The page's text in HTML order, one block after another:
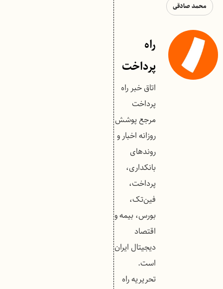
محمد صادقی
راه
پرداخت
اتاق خبر راه
پرداخت
مرجع پوشش
روزانه اخبار و
روندهای
بانکداری،
پرداخت،
فین‌تک،
بورس، بیمه و
اقتصاد
دیجیتال ایران
است.
تحریریه راه